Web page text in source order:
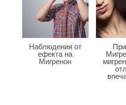
Наблюдения от
ефекта на
Мигренон